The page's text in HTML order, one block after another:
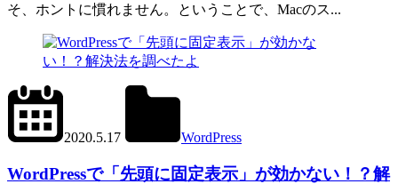
そ、ホントに慣れません。ということで、Macのス...
2020.5.17
WordPress
WordPressで「先頭に固定表示」が効かない！？解